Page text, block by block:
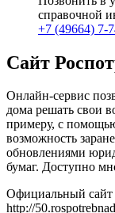
справочной
+7 (49664) 7-
Сайт
Онлайн-сервис
дома решать свои
примеру, с
возможность
обновлениями
бумаг. Доступно
Официальный сайт
http://